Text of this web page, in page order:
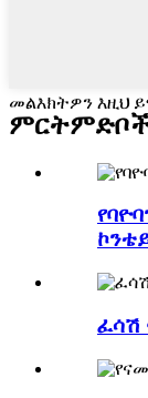
መልእክትዎን እዚህ
ምርት
ፈሳሽ